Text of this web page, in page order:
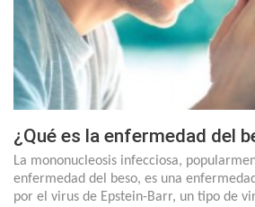
¿Qué es la enfermedad del
La mononucleosis infecciosa,
enfermedad del beso, es una
por el virus de Epstein-Barr, un tipo de